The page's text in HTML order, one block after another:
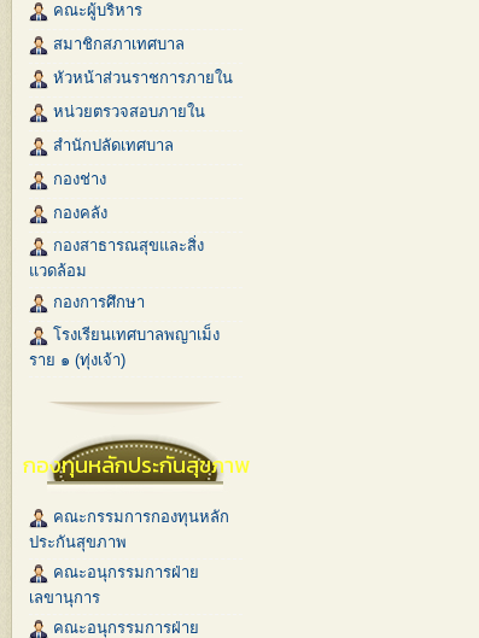
คณะผู้บริหาร
สมาชิกสภาเทศบาล
หัวหน้าส่วนราชการภายใน
หน่วยตรวจสอบภายใน
สำนักปลัดเทศบาล
กองช่าง
กองคลัง
กองสาธารณสุขและสิ่ง
แวดล้อม
กองการศึกษา
โรงเรียนเทศบาลพญาเม็ง
ราย ๑ (ทุ่งเจ้า)
กองทุนหลักประกันสุขภาพ
คณะกรรมการกองทุนหลัก
ประกันสุขภาพ
คณะอนุกรรมการฝ่าย
เลขานุการ
คณะอนุกรรมการฝ่าย